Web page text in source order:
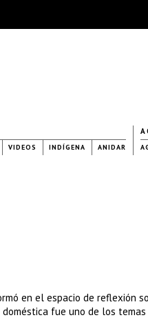
VIDEOS INDÍGENA ANIDAR
en el espacio de reflexión
fue uno de los